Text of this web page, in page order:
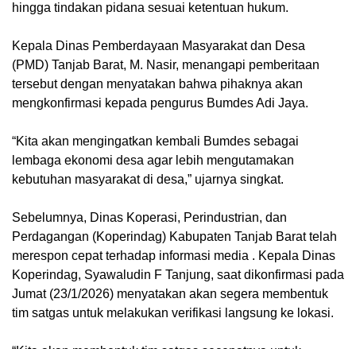
hingga tindakan pidana sesuai ketentuan hukum.
Kepala Dinas Pemberdayaan Masyarakat dan Desa
(PMD) Tanjab Barat, M. Nasir, menangapi pemberitaan
tersebut dengan menyatakan bahwa pihaknya akan
mengkonfirmasi kepada pengurus Bumdes Adi Jaya.
“Kita akan mengingatkan kembali Bumdes sebagai
lembaga ekonomi desa agar lebih mengutamakan
kebutuhan masyarakat di desa,” ujarnya singkat.
Sebelumnya, Dinas Koperasi, Perindustrian, dan
Perdagangan (Koperindag) Kabupaten Tanjab Barat telah
merespon cepat terhadap informasi media . Kepala Dinas
Koperindag, Syawaludin F Tanjung, saat dikonfirmasi pada
Jumat (23/1/2026) menyatakan akan segera membentuk
tim satgas untuk melakukan verifikasi langsung ke lokasi.